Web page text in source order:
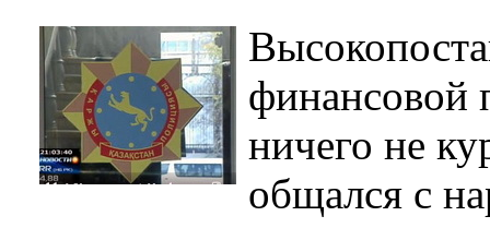
финансовой
ничего не
общался с